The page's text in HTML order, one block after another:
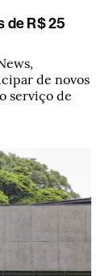
de R$ 25
de novos
serviço de